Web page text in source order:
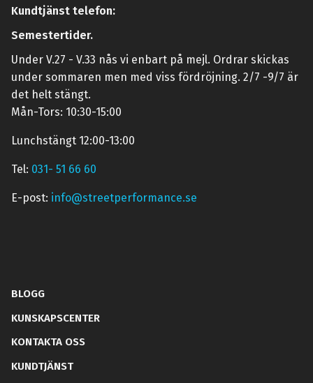
Kundtjänst telefon:
Semestertider.
Under V.27 - V.33 nås vi enbart på mejl. Ordrar skickas
under sommaren men med viss fördröjning. 2/7 -9/7 är
det helt stängt.
Mån-Tors: 10:30-15:00
Lunchstängt 12:00-13:00
Tel: 031- 51 66 60
E-post: info@streetperformance.se
BLOGG
KUNSKAPSCENTER
KONTAKTA OSS
KUNDTJÄNST